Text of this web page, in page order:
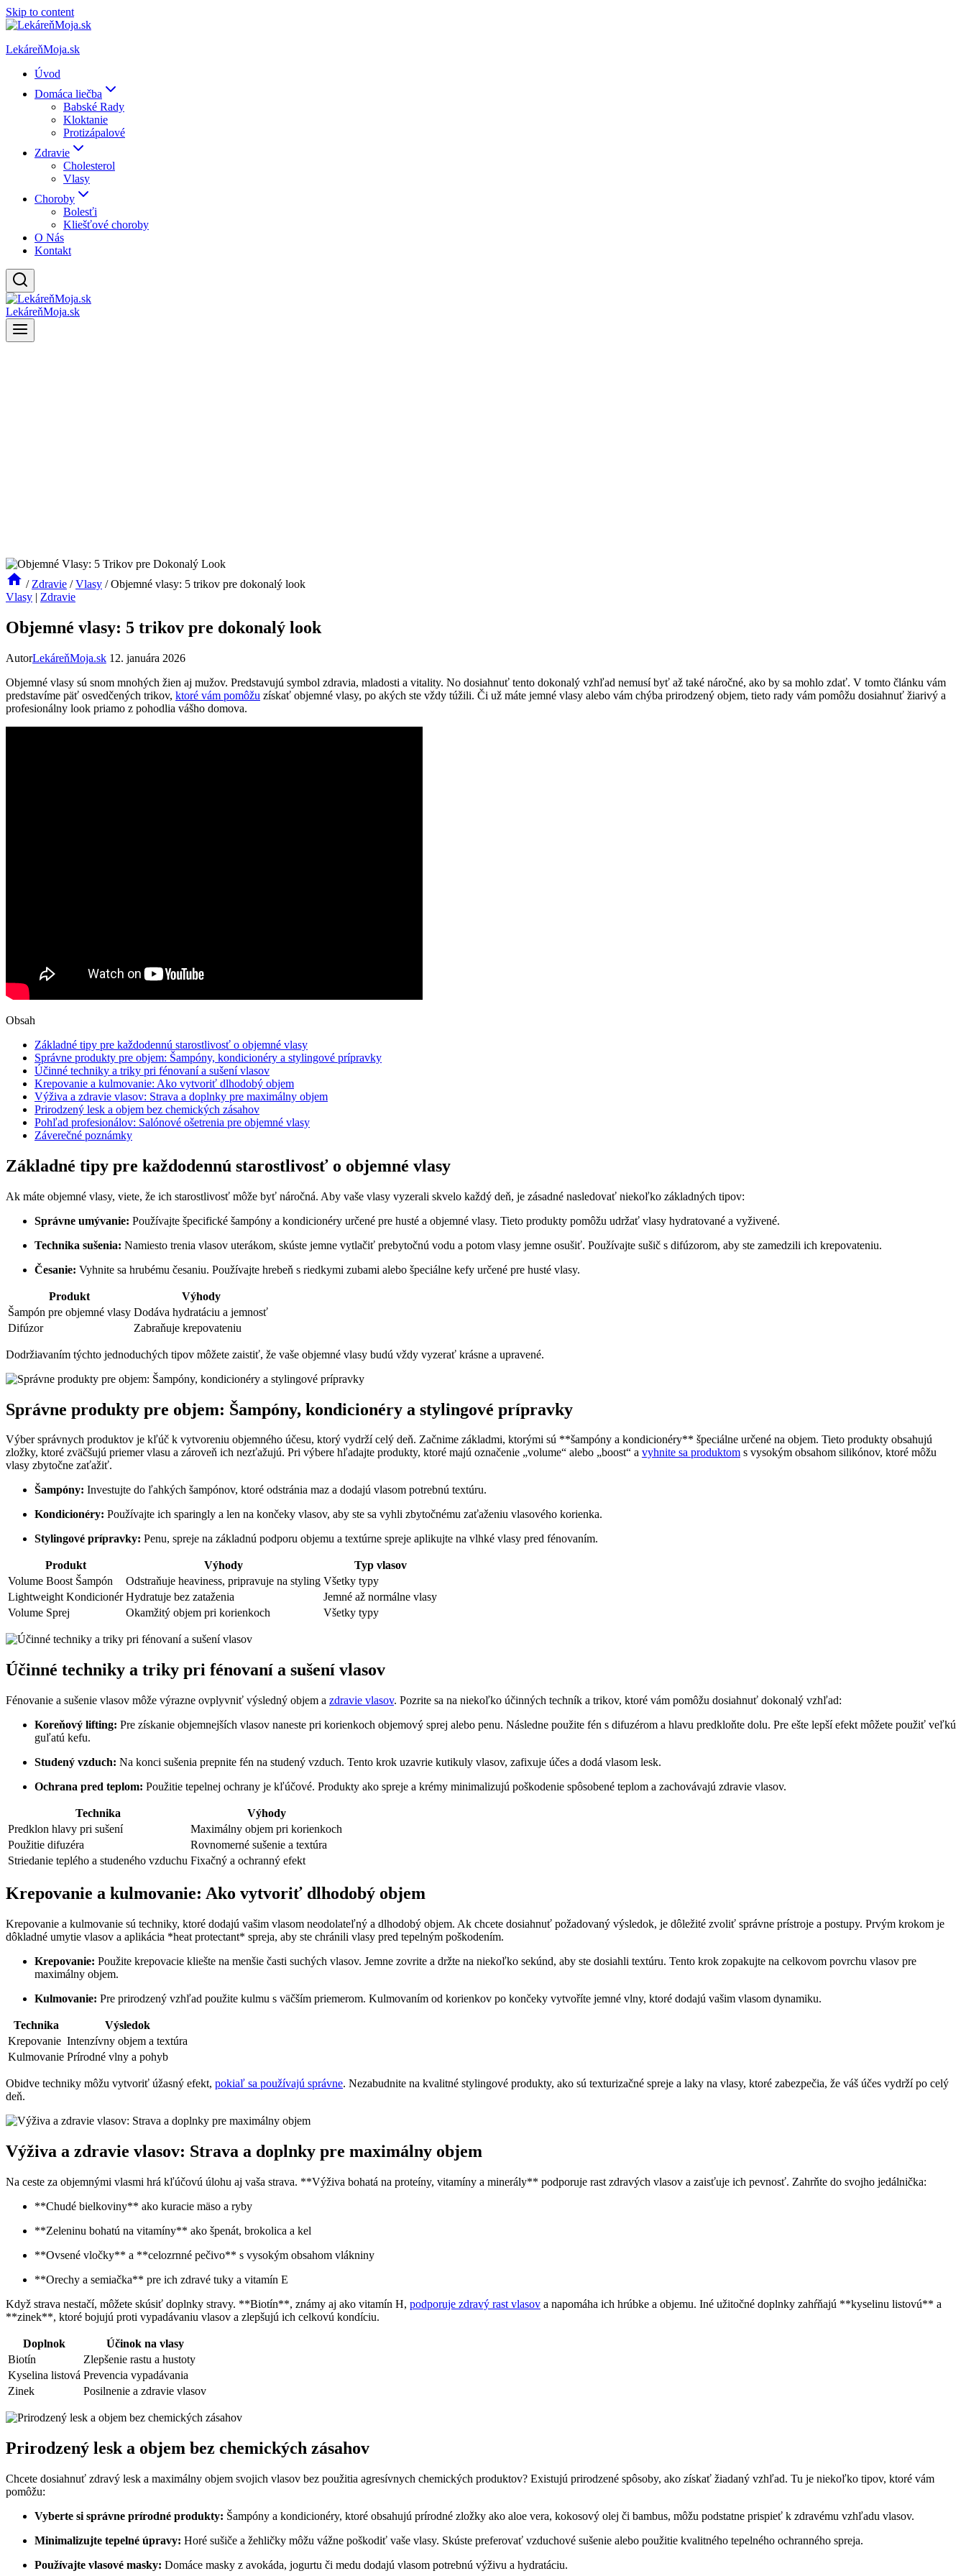
Skip to content
LekáreňMoja.sk
Úvod
Domáca liečba
Babské Rady
Kloktanie
Protizápalové
Zdravie
Cholesterol
Vlasy
Choroby
Bolesťi
Kliešťové choroby
O Nás
Kontakt
LekáreňMoja.sk
/ Zdravie / Vlasy / Objemné vlasy: 5 trikov pre dokonalý look
Vlasy | Zdravie
Objemné vlasy: 5 trikov pre dokonalý look
AutorLekáreňMoja.sk 12. januára 2026
Objemné vlasy sú snom mnohých žien aj mužov. Predstavujú symbol zdravia, mladosti a vitality. No dosiahnuť tento dokonalý vzhľad nemusí byť až také náročné, ako by sa mohlo zdať. V tomto článku vám
predstavíme päť osvedčených trikov, ktoré vám pomôžu získať objemné vlasy, po akých ste vždy túžili. Či už máte jemné vlasy alebo vám chýba prirodzený objem, tieto rady vám pomôžu dosiahnuť žiarivý a
profesionálny look priamo z pohodlia vášho domova.
Obsah
Základné tipy pre každodennú starostlivosť o objemné vlasy
Správne produkty pre objem: Šampóny, kondicionéry a stylingové prípravky
Účinné techniky a triky pri fénovaní a sušení vlasov
Krepovanie a kulmovanie: Ako vytvoriť dlhodobý objem
Výživa a zdravie vlasov: Strava a doplnky pre maximálny objem
Prirodzený lesk a objem bez chemických zásahov
Pohľad profesionálov: Salónové ošetrenia pre objemné vlasy
Záverečné poznámky
Základné tipy pre každodennú starostlivosť o objemné vlasy
Ak máte objemné vlasy, viete, že ich starostlivosť môže byť náročná. Aby vaše vlasy vyzerali skvelo každý deň, je zásadné nasledovať niekoľko základných tipov:
Správne umývanie: Používajte špecifické šampóny a kondicionéry určené pre husté a objemné vlasy. Tieto produkty pomôžu udržať vlasy hydratované a vyživené.
Technika sušenia: Namiesto trenia vlasov uterákom, skúste jemne vytlačiť prebytočnú vodu a potom vlasy jemne osušiť. Používajte sušič s difúzorom, aby ste zamedzili ich krepovateniu.
Česanie: Vyhnite sa hrubému česaniu. Používajte hrebeň s riedkymi zubami alebo špeciálne kefy určené pre husté vlasy.
Produkt
Výhody
Šampón pre objemné vlasy Dodáva hydratáciu a jemnosť
Difúzor
Zabraňuje krepovateniu
Dodržiavaním týchto jednoduchých tipov môžete zaistiť, že vaše objemné vlasy budú vždy vyzerať krásne a upravené.
Správne produkty pre objem: Šampóny, kondicionéry a stylingové prípravky
Výber správnych produktov je kľúč k vytvoreniu objemného účesu, ktorý vydrží celý deň. Začnime základmi, ktorými sú **šampóny a kondicionéry** špeciálne určené na objem. Tieto produkty obsahujú
zložky, ktoré zväčšujú priemer vlasu a zároveň ich nezťažujú. Pri výbere hľadajte produkty, ktoré majú označenie „volume“ alebo „boost“ a vyhnite sa produktom s vysokým obsahom silikónov, ktoré môžu
vlasy zbytočne zaťažiť.
Šampóny: Investujte do ľahkých šampónov, ktoré odstránia maz a dodajú vlasom potrebnú textúru.
Kondicionéry: Používajte ich sparingly a len na končeky vlasov, aby ste sa vyhli zbytočnému zaťaženiu vlasového korienka.
Stylingové prípravky: Penu, spreje na základnú podporu objemu a textúrne spreje aplikujte na vlhké vlasy pred fénovaním.
Produkt Výhody
Typ vlasov
Volume Boost Šampón
Odstraňuje heaviness, pripravuje na styling Všetky typy
Lightweight Kondicionér Hydratuje bez zataženia
Jemné až normálne vlasy
Volume Sprej
Okamžitý objem pri korienkoch Všetky typy
Účinné techniky a triky pri fénovaní a sušení vlasov
Fénovanie a sušenie vlasov môže výrazne ovplyvniť výsledný objem a zdravie vlasov. Pozrite sa na niekoľko účinných techník a trikov, ktoré vám pomôžu dosiahnuť dokonalý vzhľad:
Koreňový lifting: Pre získanie objemnejších vlasov naneste pri korienkoch objemový sprej alebo penu. Následne použite fén s difuzérom a hlavu predkloňte dolu. Pre ešte lepší efekt môžete použiť veľkú
guľatú kefu.
Studený vzduch: Na konci sušenia prepnite fén na studený vzduch. Tento krok uzavrie kutikuly vlasov, zafixuje účes a dodá vlasom lesk.
Ochrana pred teplom: Použitie tepelnej ochrany je kľúčové. Produkty ako spreje a krémy minimalizujú poškodenie spôsobené teplom a zachovávajú zdravie vlasov.
Technika
Výhody
Predklon hlavy pri sušení
Maximálny objem pri korienkoch
Použitie difuzéra
Rovnomerné sušenie a textúra
Striedanie teplého a studeného vzduchu Fixačný a ochranný efekt
Krepovanie a kulmovanie: Ako vytvoriť dlhodobý objem
Krepovanie a kulmovanie sú techniky, ktoré dodajú vašim vlasom neodolateľný a dlhodobý objem. Ak chcete dosiahnuť požadovaný výsledok, je dôležité zvoliť správne prístroje a postupy. Prvým krokom je
dôkladné umytie vlasov a aplikácia *heat protectant* spreja, aby ste chránili vlasy pred tepelným poškodením.
Krepovanie: Použite krepovacie kliešte na menšie časti suchých vlasov. Jemne zovrite a držte na niekoľko sekúnd, aby ste dosiahli textúru. Tento krok zopakujte na celkovom povrchu vlasov pre
maximálny objem.
Kulmovanie: Pre prirodzený vzhľad použite kulmu s väčším priemerom. Kulmovaním od korienkov po končeky vytvoříte jemné vlny, ktoré dodajú vašim vlasom dynamiku.
Technika
Výsledok
Krepovanie Intenzívny objem a textúra
Kulmovanie Prírodné vlny a pohyb
Obidve techniky môžu vytvoriť úžasný efekt, pokiaľ sa používajú správne. Nezabudnite na kvalitné stylingové produkty, ako sú texturizačné spreje a laky na vlasy, ktoré zabezpečia, že váš účes vydrží po celý
deň.
Výživa a zdravie vlasov: Strava a doplnky pre maximálny objem
Na ceste za objemnými vlasmi hrá kľúčovú úlohu aj vaša strava. **Výživa bohatá na proteíny, vitamíny a minerály** podporuje rast zdravých vlasov a zaisťuje ich pevnosť. Zahrňte do svojho jedálnička:
**Chudé bielkoviny** ako kuracie mäso a ryby
**Zeleninu bohatú na vitamíny** ako špenát, brokolica a kel
**Ovsené vločky** a **celozrnné pečivo** s vysokým obsahom vlákniny
**Orechy a semiačka** pre ich zdravé tuky a vitamín E
Když strava nestačí, môžete skúsiť doplnky stravy. **Biotín**, známy aj ako vitamín H, podporuje zdravý rast vlasov a napomáha ich hrúbke a objemu. Iné užitočné doplnky zahŕňajú **kyselinu listovú** a
**zinek**, ktoré bojujú proti vypadávaniu vlasov a zlepšujú ich celkovú kondíciu.
Doplnok
Účinok na vlasy
Biotín
Zlepšenie rastu a hustoty
Kyselina listová Prevencia vypadávania
Zinek
Posilnenie a zdravie vlasov
Prirodzený lesk a objem bez chemických zásahov
Chcete dosiahnuť zdravý lesk a maximálny objem svojich vlasov bez použitia agresívnych chemických produktov? Existujú prirodzené spôsoby, ako získať žiadaný vzhľad. Tu je niekoľko tipov, ktoré vám
pomôžu:
Vyberte si správne prírodné produkty: Šampóny a kondicionéry, ktoré obsahujú prírodné zložky ako aloe vera, kokosový olej či bambus, môžu podstatne prispieť k zdravému vzhľadu vlasov.
Minimalizujte tepelné úpravy: Horé sušiče a žehličky môžu vážne poškodiť vaše vlasy. Skúste preferovať vzduchové sušenie alebo použitie kvalitného tepelného ochranného spreja.
Používajte vlasové masky: Domáce masky z avokáda, jogurtu či medu dodajú vlasom potrebnú výživu a hydratáciu.